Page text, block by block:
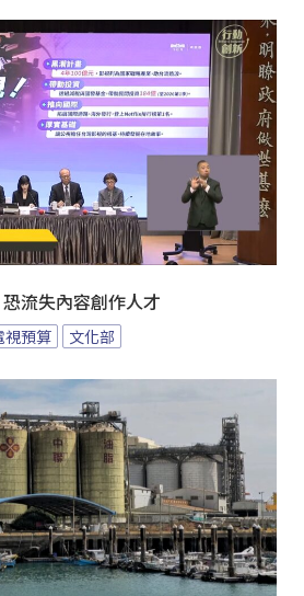
流失內容創作人才
視預算 文化部